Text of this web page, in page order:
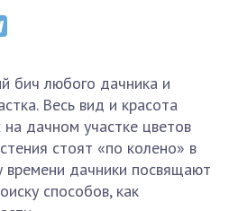
бич любого дачника и
Весь вид и красота
дачном участке цветов
стоят «по колено» в
времени дачники посвящают
способов, как